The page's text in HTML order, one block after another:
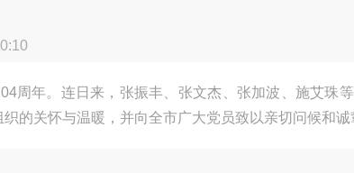
周年。连日来，张振丰、张文杰、张加波、施艾珠
的关怀与温暖，并向全市广大党员致以亲切问候和诚